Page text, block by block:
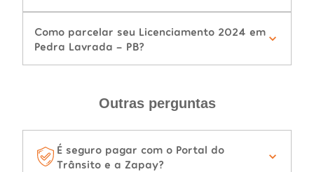
Como parcelar seu Licenciamento 2024 em
Pedra Lavrada - PB?
Outras perguntas
É seguro pagar com o Portal do
Trânsito e a Zapay?